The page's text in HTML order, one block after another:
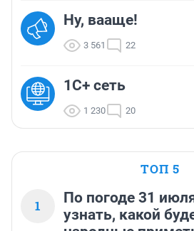
Ну, вааще!
3 561 22
1С+ сеть
1 230 20
ТОП 5
1
По погоде 31
узнать, какой